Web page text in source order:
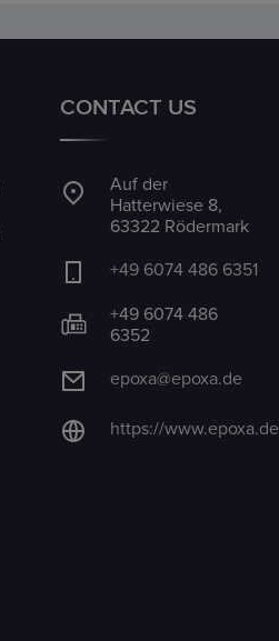
CONTACT US
Auf der
Hatterwiese 8,
63322 Rödermark
+49 6074 486 6351
+49 6074 486
6352
epoxa@epoxa.de
https://www.epoxa.de